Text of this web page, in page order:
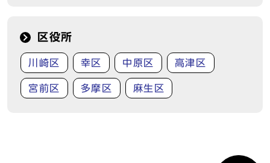
区役所
川崎区 幸区 中原区 高津区
宮前区 多摩区 麻生区